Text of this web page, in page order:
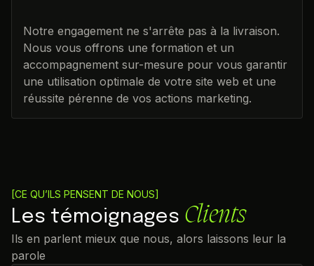
Notre engagement ne s'arrête pas à la livraison.
Nous vous offrons une formation et un
accompagnement sur-mesure pour vous garantir
une utilisation optimale de votre site web et une
réussite pérenne de vos actions marketing.
[CE QU’ILS PENSENT DE NOUS]
Les témoignages Clients
Ils en parlent mieux que nous, alors laissons leur la
parole